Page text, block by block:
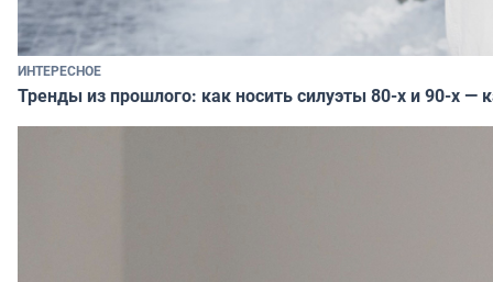
ИНТЕРЕСНОЕ
Тренды из прошлого: как носить силуэты 80-х и 90-х —